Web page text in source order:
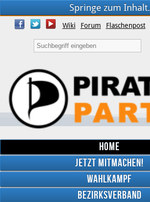
Springe zum Inhalt.
Wiki Forum Flaschenpost
Home
Jetzt mitmachen!
Wahlkampf
Bezirksverband